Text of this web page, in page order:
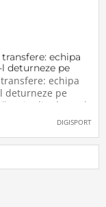
echipa
deturneze pe
din drumul
echipa
deturneze pe
din drumul
DIGISPORT